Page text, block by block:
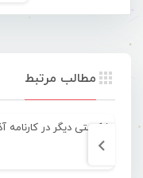
مطالب مرتبط